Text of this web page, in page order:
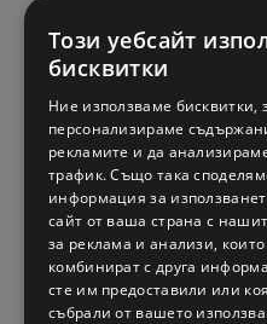
online@valerii.com
Магазин Профел
Сервизи
Работно време
Този уебсайт
бисквитки
Ние използваме бисквитки,
персонализираме
рекламите и да
трафик. Също така
информация за
сайт от ваша страна с
за реклама и анализи,
комбинират с друга
сте им предоставили или
събрали от вашето